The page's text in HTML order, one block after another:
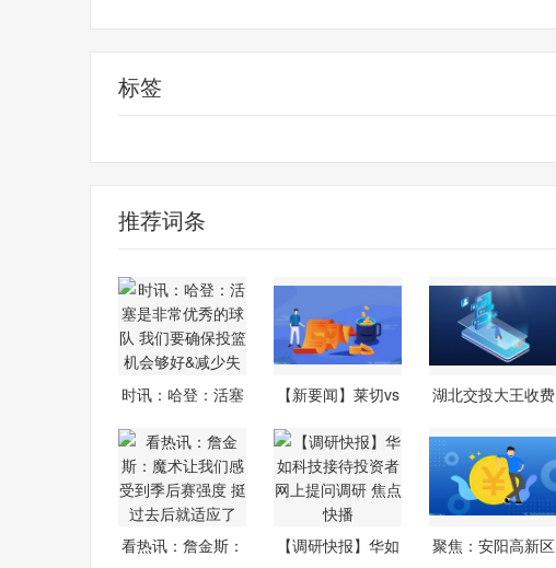
标签
推荐词条
时讯：哈登：活塞
【新要闻】莱切vs
湖北交投大王收费
看热讯：詹金斯：
【调研快报】华如
聚焦：安阳高新区